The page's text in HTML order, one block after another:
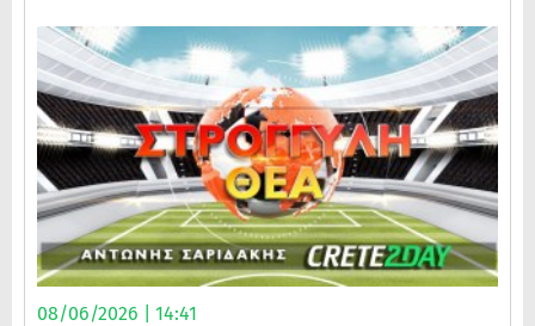
08/06/2026 | 14:41